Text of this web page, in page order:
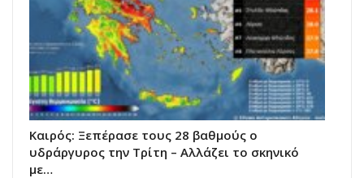
Καιρός: Ξεπέρασε τους 28 βαθμούς ο
υδράργυρος την Τρίτη – Αλλάζει το σκηνικό
με…